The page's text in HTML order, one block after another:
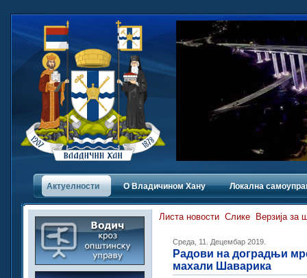
Актуелности О Владичинoм Хану Локална
Листа новости Слике Верзија за
Среда, 11. Децембар 2019.
Радови на доградњи
махали Шаварика